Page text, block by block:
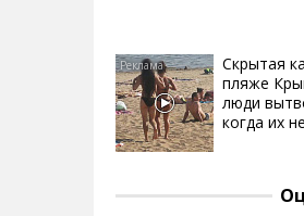
Скрытая
пляже
люди
когда их